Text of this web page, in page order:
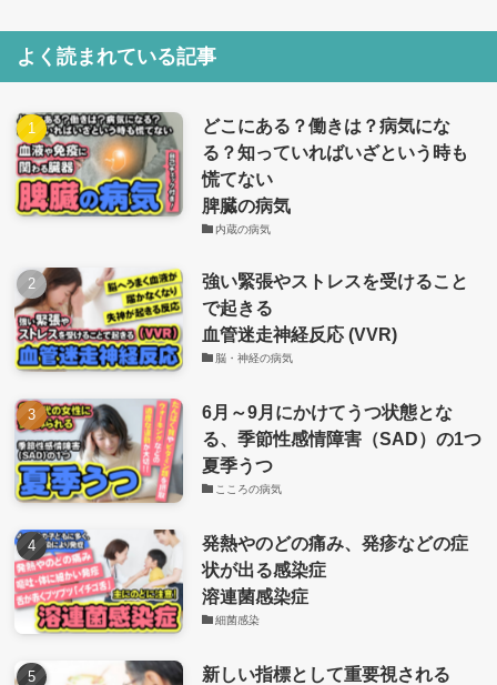
よく読まれている記事
どこにある？働きは？病気にな
る？知っていればいざという時も
慌てない
脾臓の病気
内蔵の病気
強い緊張やストレスを受けること
で起きる
血管迷走神経反応 (VVR)
脳・神経の病気
6月～9月にかけてうつ状態とな
る、季節性感情障害（SAD）の1つ
夏季うつ
こころの病気
発熱やのどの痛み、発疹などの症
状が出る感染症
溶連菌感染症
細菌感染
新しい指標として重要視される